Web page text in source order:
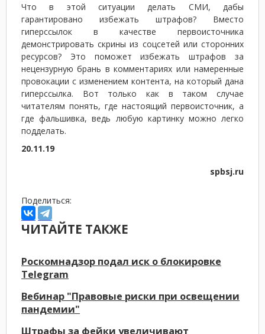
Что в этой ситуации делать СМИ, дабы
гарантировано избежать штрафов? Вместо
гиперссылок в качестве первоисточника
демонстрировать скрины из соцсетей или сторонних
ресурсов? Это поможет избежать штрафов за
нецензурную брань в комментариях или намеренные
провокации с изменением контента, на который дана
гиперссылка. Вот только как в таком случае
читателям понять, где настоящий первоисточник, а
где фальшивка, ведь любую картинку можно легко
подделать.
20.11.19
spbsj.ru
Поделиться:
ЧИТАЙТЕ ТАКЖЕ
Роскомнадзор подал иск о блокировке
Telegram
Вебинар "Правовые риски при освещении
пандемии"
Штрафы за фейки увеличивают